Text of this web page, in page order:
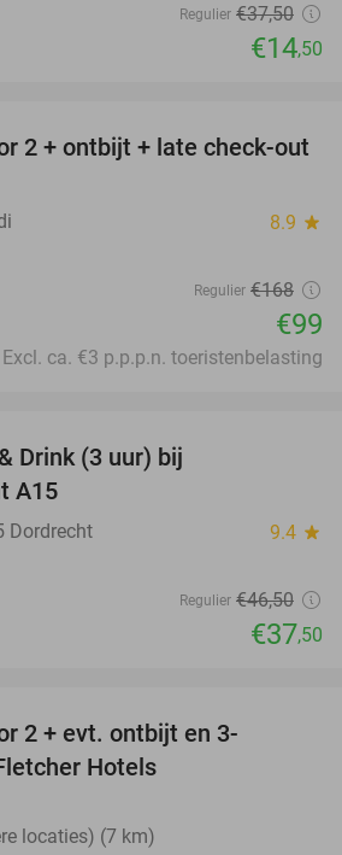
Regulier €37,50
€14,50
41%
2 + ontbijt + late check-out
8.9 star
Regulier €168
€99
Excl. ca. €3 p.p.p.n. toeristenbelasting
Drink (3 uur) bij
A15
Dordrecht 9.4 star
Regulier €46,50
€37,50
2 + evt. ontbijt en 3-
Hotels
locaties) (7 km)